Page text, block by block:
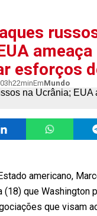
ameaça
esforços
EmMundo
americano,
que Washington
que visam